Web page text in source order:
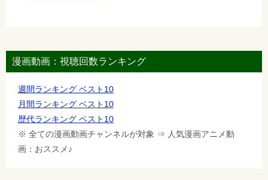
漫画動画：視聴回数ランキング
週間ランキング ベスト10
月間ランキング ベスト10
歴代ランキング ベスト10
※ 全ての漫画動画チャンネルが対象 ⇒ 人気漫画アニメ動
画：おススメ♪